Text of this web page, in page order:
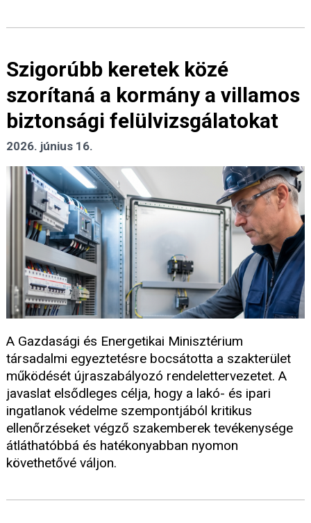
Szigorúbb keretek közé
szorítaná a kormány a villamos
biztonsági felülvizsgálatokat
2026. június 16.
A Gazdasági és Energetikai Minisztérium
társadalmi egyeztetésre bocsátotta a szakterület
működését újraszabályozó rendelettervezetet. A
javaslat elsődleges célja, hogy a lakó- és ipari
ingatlanok védelme szempontjából kritikus
ellenőrzéseket végző szakemberek tevékenysége
átláthatóbbá és hatékonyabban nyomon
követhetővé váljon.